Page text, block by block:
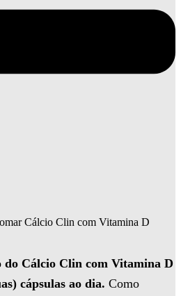
Cálcio Clin com Vitamina D
do Cálcio Clin com Vitamina D
cápsulas ao dia. Como